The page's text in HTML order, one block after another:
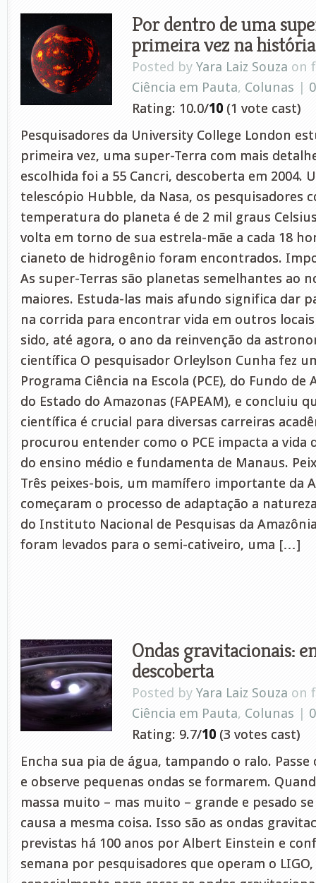
Por dentro de uma
primeira vez na história
Posted by Yara Laiz Souza on
Ciência em Pauta, Colunas |
Rating: 10.0/10 (1 vote cast)
Pesquisadores da University College London
primeira vez, uma super-Terra com mais
escolhida foi a 55 Cancri, descoberta em 2004.
telescópio Hubble, da Nasa, os pesquisadores
temperatura do planeta é de 2 mil graus
volta em torno de sua estrela-mãe a cada 18
cianeto de hidrogênio foram encontrados.
As super-Terras são planetas semelhantes ao
maiores. Estuda-las mais afundo significa dar
na corrida para encontrar vida em outros
sido, até agora, o ano da reinvenção da
científica O pesquisador Orleylson Cunha fez
Programa Ciência na Escola (PCE), do Fundo de
do Estado do Amazonas (FAPEAM), e concluiu
científica é crucial para diversas carreiras
procurou entender como o PCE impacta a vida
do ensino médio e fundamenta de Manaus.
Três peixes-bois, um mamífero importante da
começaram o processo de adaptação a
do Instituto Nacional de Pesquisas da
foram levados para o semi-cativeiro, uma […]
Ondas gravitacionais:
descoberta
Posted by Yara Laiz Souza on
Ciência em Pauta, Colunas |
Rating: 9.7/10 (3 votes cast)
Encha sua pia de água, tampando o ralo.
e observe pequenas ondas se formarem.
massa muito – mas muito – grande e pesado
causa a mesma coisa. Isso são as ondas
previstas há 100 anos por Albert Einstein e
semana por pesquisadores que operam o